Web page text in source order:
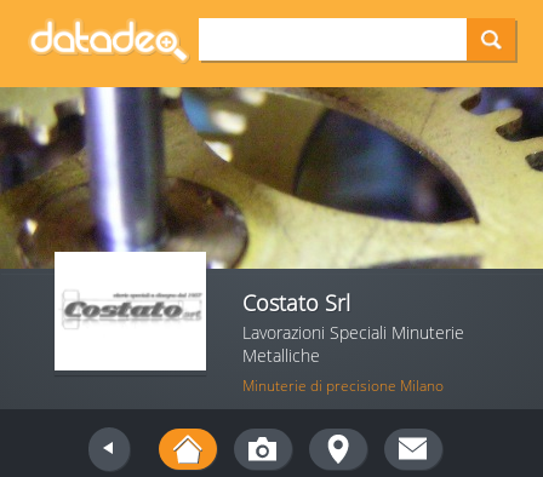
Costato Srl
Lavorazioni Speciali Minuterie
Metalliche
Minuterie di precisione Milano